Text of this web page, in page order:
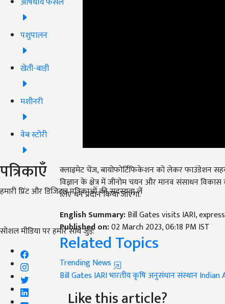
पशुपालन
खेती-बाड़ी
मशीनरी
वेब स्टोरी
पत्रिकाएँ
हमारी प्रिंट और डिजिटल पत्रिकाओं की सदस्यता लें
सोशल मीडिया पर हमारे साथ जुड़ें:
विज्ञान के क्षेत्र में जीनोम चयन और मानव संसाधन
लिए धन प्रदान किया जाएगा.
Published on:02 March 2023, 06:18 PM IST
Related Topics
Trending News
Bill Gates IARIभारतीय कृषि अनुसंधान संस्थान
Like this article?